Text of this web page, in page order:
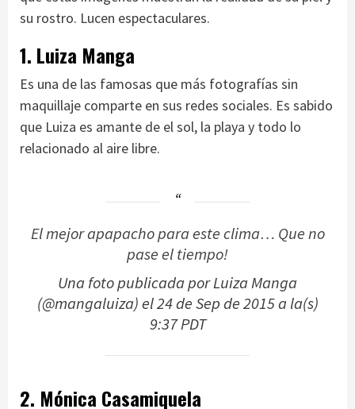
su rostro. Lucen espectaculares.
1. Luiza Manga
Es una de las famosas que más fotografías sin
maquillaje comparte en sus redes sociales. Es sabido
que Luiza es amante de el sol, la playa y todo lo
relacionado al aire libre.
El mejor apapacho para este clima… Que no
pase el tiempo!
Una foto publicada por Luiza Manga
(@mangaluiza) el24 de Sep de 2015 a la(s)
9:37 PDT
2. Mónica Casamiquela